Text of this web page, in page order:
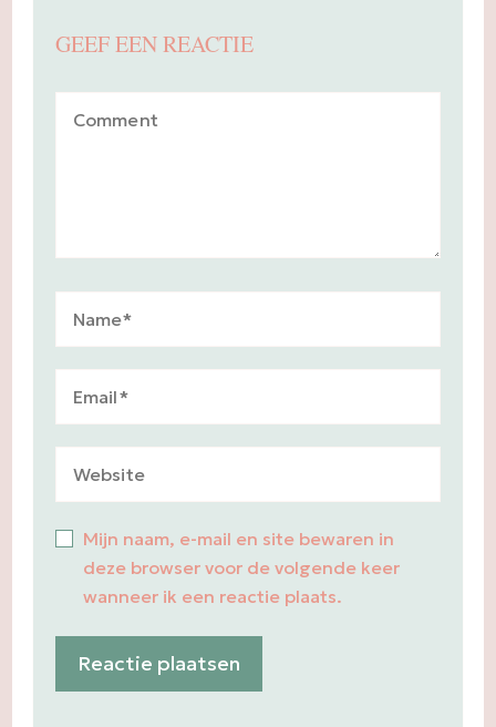
GEEF EEN REACTIE
Mijn naam, e-mail en site bewaren in
deze browser voor de volgende keer
wanneer ik een reactie plaats.